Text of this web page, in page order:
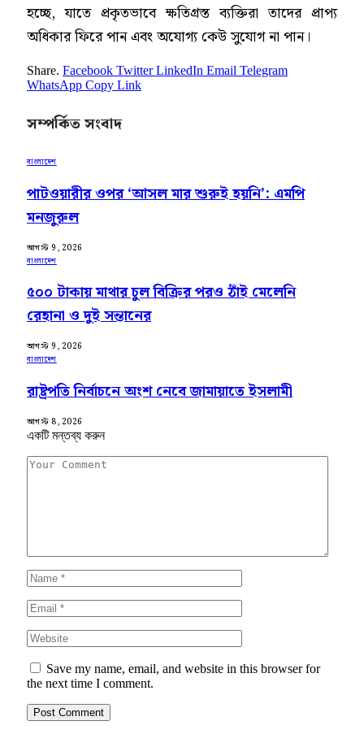
হচ্ছে, যাতে প্রকৃতভাবে ক্ষতিগ্রস্ত ব্যক্তিরা তাদের প্রাপ্য
অধিকার ফিরে পান এবং অযোগ্য কেউ সুযোগ না পান।
Share. Facebook Twitter LinkedIn Email Telegram
WhatsApp Copy Link
সম্পর্কিত সংবাদ
বাংলাদেশ
পাটওয়ারীর ওপর ‘আসল মার শুরুই হয়নি’: এমপি
মনজুরুল
আগস্ট 9, 2026
বাংলাদেশ
৫০০ টাকায় মাথার চুল বিক্রির পরও ঠাঁই মেলেনি
রেহানা ও দুই সন্তানের
আগস্ট 9, 2026
বাংলাদেশ
রাষ্ট্রপতি নির্বাচনে অংশ নেবে জামায়াতে ইসলামী
আগস্ট 8, 2026
একটি মন্তব্য করুন
Save my name, email, and website in this browser for
the next time I comment.